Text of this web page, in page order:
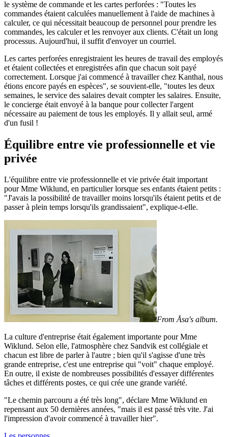
le système de commande et les cartes perforées : "Toutes les
commandes étaient calculées manuellement à l'aide de machines à
calculer, ce qui nécessitait beaucoup de personnel pour prendre les
commandes, les calculer et les renvoyer aux clients. C'était un long
processus. Aujourd'hui, il suffit d'envoyer un courriel.
Les cartes perforées enregistraient les heures de travail des employés
et étaient collectées et enregistrées afin que chacun soit payé
correctement. Lorsque j'ai commencé à travailler chez Kanthal, nous
étions encore payés en espèces", se souvient-elle, "toutes les deux
semaines, le service des salaires devait compter les salaires. Ensuite,
le concierge était envoyé à la banque pour collecter l'argent
nécessaire au paiement de tous les employés. Il y allait seul, armé
d'un fusil !
Équilibre entre vie professionnelle et vie
privée
L'équilibre entre vie professionnelle et vie privée était important
pour Mme Wiklund, en particulier lorsque ses enfants étaient petits :
"J'avais la possibilité de travailler moins lorsqu'ils étaient petits et de
passer à plein temps lorsqu'ils grandissaient", explique-t-elle.
From Åsa's album.
La culture d'entreprise était également importante pour Mme
Wiklund. Selon elle, l'atmosphère chez Sandvik est collégiale et
chacun est libre de parler à l'autre ; bien qu'il s'agisse d'une très
grande entreprise, c'est une entreprise qui "voit" chaque employé.
En outre, il existe de nombreuses possibilités d'essayer différentes
tâches et différents postes, ce qui crée une grande variété.
"Le chemin parcouru a été très long", déclare Mme Wiklund en
repensant aux 50 dernières années, "mais il est passé très vite. J'ai
l'impression d'avoir commencé à travailler hier".